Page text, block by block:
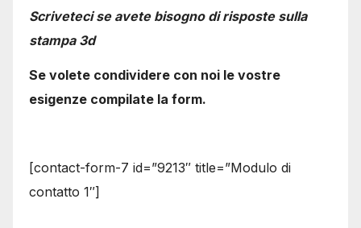
Scriveteci se avete bisogno di risposte sulla
stampa 3d
Se volete condividere con noi le vostre
esigenze compilate la form.
[contact-form-7 id=”9213″ title=”Modulo di
contatto 1″]